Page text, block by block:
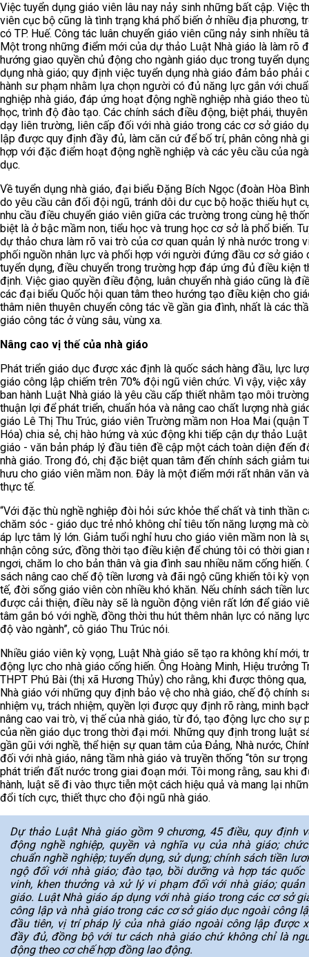
Việc tuyển dụng giáo viên lâu nay nảy sinh những bất cập. Việc
viên cục bộ cũng là tình trạng khá phổ biến ở nhiều địa phương,
có TP. Huế. Công tác luân chuyển giáo viên cũng nảy sinh nhiều
Một trong những điểm mới của dự thảo Luật Nhà giáo là làm rõ
hướng giao quyền chủ động cho ngành giáo dục trong tuyển
dụng nhà giáo; quy định việc tuyển dụng nhà giáo đảm bảo phải
hành sư phạm nhằm lựa chọn người có đủ năng lực gắn với
nghiệp nhà giáo, đáp ứng hoạt động nghề nghiệp nhà giáo theo
học, trình độ đào tạo. Các chính sách điều động, biệt phái, thuyên
dạy liên trường, liên cấp đối với nhà giáo trong các cơ sở giáo
lập được quy định đầy đủ, làm căn cứ để bố trí, phân công nhà
hợp với đặc điểm hoạt động nghề nghiệp và các yêu cầu của
dục.
Về tuyển dụng nhà giáo, đại biểu Đặng Bích Ngọc (đoàn Hòa
do yêu cầu cân đối đội ngũ, tránh dôi dư cục bộ hoặc thiếu hụt
nhu cầu điều chuyển giáo viên giữa các trường trong cùng hệ
biệt là ở bậc mầm non, tiểu học và trung học cơ sở là phổ biến.
dự thảo chưa làm rõ vai trò của cơ quan quản lý nhà nước trong
phối nguồn nhân lực và phối hợp với người đứng đầu cơ sở giáo
tuyển dụng, điều chuyển trong trường hợp đáp ứng đủ điều kiện
định. Việc giao quyền điều động, luân chuyển nhà giáo cũng là
các đại biểu Quốc hội quan tâm theo hướng tạo điều kiện cho
thâm niên thuyên chuyển công tác về gần gia đình, nhất là các
giáo công tác ở vùng sâu, vùng xa.
Nâng cao vị thế của nhà giáo
Phát triển giáo dục được xác định là quốc sách hàng đầu, lực
giáo công lập chiếm trên 70% đội ngũ viên chức. Vì vậy, việc
ban hành Luật Nhà giáo là yêu cầu cấp thiết nhằm tạo môi
thuận lợi để phát triển, chuẩn hóa và nâng cao chất lượng nhà
giáo Lê Thị Thu Trúc, giáo viên Trường mầm non Hoa Mai (quận
Hóa) chia sẻ, chị hào hứng và xúc động khi tiếp cận dự thảo Luật
giáo - văn bản pháp lý đầu tiên đề cập một cách toàn diện đến
nhà giáo. Trong đó, chị đặc biệt quan tâm đến chính sách giảm
hưu cho giáo viên mầm non. Đây là một điểm mới rất nhân văn
thực tế.
“Với đặc thù nghề nghiệp đòi hỏi sức khỏe thể chất và tinh thần
chăm sóc - giáo dục trẻ nhỏ không chỉ tiêu tốn năng lượng mà
áp lực tâm lý lớn. Giảm tuổi nghỉ hưu cho giáo viên mầm non là
nhận công sức, đồng thời tạo điều kiện để chúng tôi có thời gian
ngơi, chăm lo cho bản thân và gia đình sau nhiều năm cống hiến.
sách nâng cao chế độ tiền lương và đãi ngộ cũng khiến tôi kỳ
tế, đời sống giáo viên còn nhiều khó khăn. Nếu chính sách tiền
được cải thiện, điều này sẽ là nguồn động viên rất lớn để giáo
tâm gắn bó với nghề, đồng thời thu hút thêm nhân lực có năng
độ vào ngành”, cô giáo Thu Trúc nói.
Nhiều giáo viên kỳ vọng, Luật Nhà giáo sẽ tạo ra không khí mới,
động lực cho nhà giáo cống hiến. Ông Hoàng Minh, Hiệu trưởng
THPT Phú Bài (thị xã Hương Thủy) cho rằng, khi được thông
Nhà giáo với những quy định bảo vệ cho nhà giáo, chế độ chính
nhiệm vụ, trách nhiệm, quyền lợi được quy định rõ ràng, minh
nâng cao vai trò, vị thế của nhà giáo, từ đó, tạo động lực cho sự
của nền giáo dục trong thời đại mới. Những quy định trong luật
gần gũi với nghề, thể hiện sự quan tâm của Đảng, Nhà nước,
đối với nhà giáo, nâng tầm nhà giáo và truyền thống “tôn sư
phát triển đất nước trong giai đoạn mới. Tôi mong rằng, sau khi
hành, luật sẽ đi vào thực tiễn một cách hiệu quả và mang lại
đổi tích cực, thiết thực cho đội ngũ nhà giáo.
Dự thảo Luật Nhà giáo gồm 9 chương, 45 điều, quy định
động nghề nghiệp, quyền và nghĩa vụ của nhà giáo;
chuẩn nghề nghiệp; tuyển dụng, sử dụng; chính sách tiền
ngộ đối với nhà giáo; đào tạo, bồi dưỡng và hợp tác quốc
vinh, khen thưởng và xử lý vi phạm đối với nhà giáo; quản
giáo. Luật Nhà giáo áp dụng với nhà giáo trong các cơ sở
công lập và nhà giáo trong các cơ sở giáo dục ngoài công
đầu tiên, vị trí pháp lý của nhà giáo ngoài công lập được
đầy đủ, đồng bộ với tư cách nhà giáo chứ không chỉ là
động theo cơ chế hợp đồng lao động.